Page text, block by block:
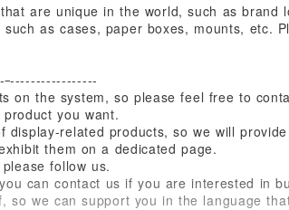
are unique in the world, such as brand
as cases, paper boxes, mounts, etc.
-----------------
on the system, so please feel free to
you want.
display-related products, so we will provide
them on a dedicated page.
follow us.
can contact us if you are interested in
so we can support you in the language